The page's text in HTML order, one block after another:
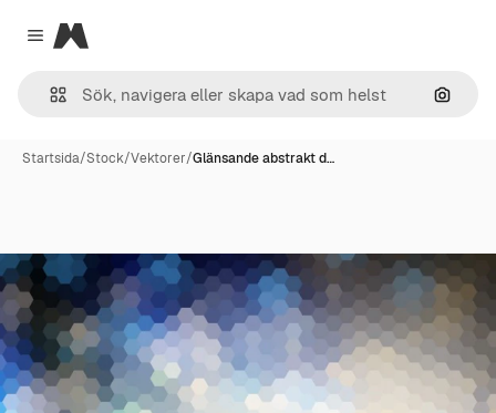
Close menu
Magnific
Sök
Startsida/Stock/Vektorer/Glänsande abstrakt d…